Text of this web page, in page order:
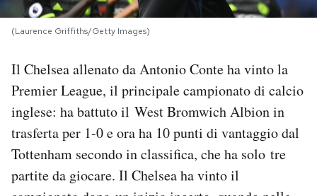
SHOP
CALENDARIO
Area Personale
Newsletter
(Laurence Griffiths/Getty Images)
Il Chelsea allenato da Antonio Conte ha vinto la
Premier League, il principale campionato di calcio
inglese: ha battuto il West Bromwich Albion in
trasferta per 1-0 e ora ha 10 punti di vantaggio dal
Tottenham secondo in classifica, che ha solo tre
partite da giocare. Il Chelsea ha vinto il